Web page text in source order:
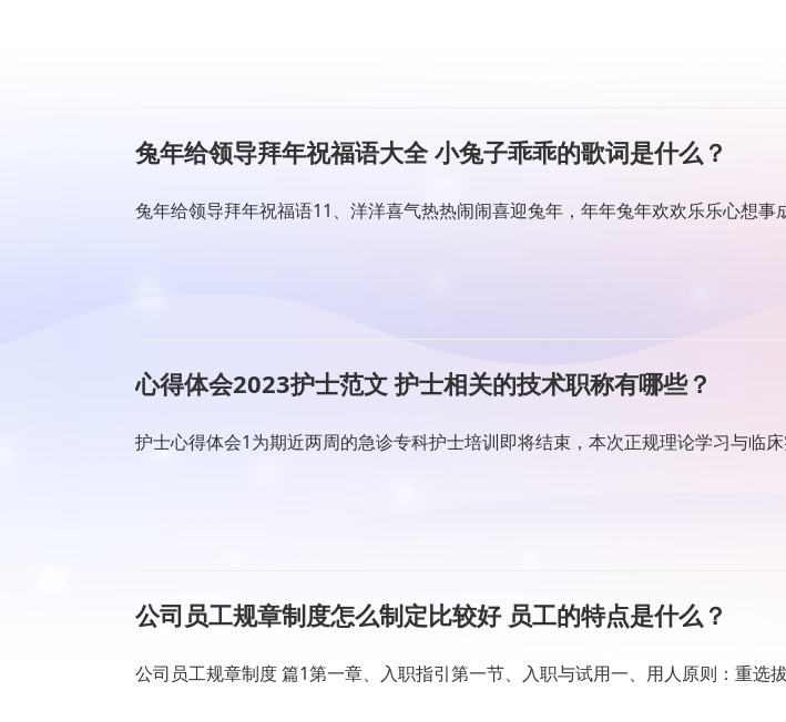
兔年给领导拜年祝福语大全 小兔子乖乖的歌词是什么？
兔年给领导拜年祝福语11、洋洋喜气热热闹闹喜迎兔年，年年兔年欢欢乐乐心想事
心得体会2023护士范文 护士相关的技术职称有哪些？
护士心得体会1为期近两周的急诊专科护士培训即将结束，本次正规理论学习与临
公司员工规章制度怎么制定比较好 员工的特点是什么？
公司员工规章制度 篇1第一章、入职指引第一节、入职与试用一、用人原则：重